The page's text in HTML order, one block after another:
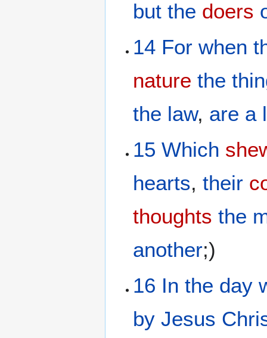
but the doers
14 For when
nature the
the law, are a
15 Which
hearts,their
thoughts the
another;)
16 In the day
by Jesus